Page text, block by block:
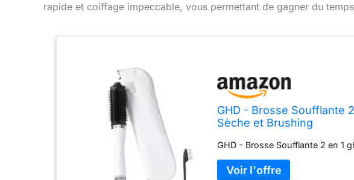
rapide et coiffage impeccable, vous permettant de gagner du
GHD - Brosse Soufflante
Sèche et Brushing
GHD - Brosse Soufflante 2 en 1